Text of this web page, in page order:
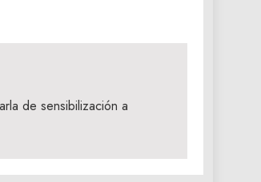
de sensibilización a